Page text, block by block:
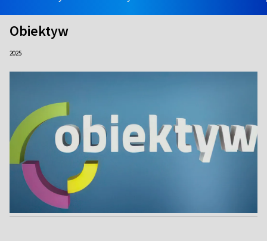
Obiektyw
2025